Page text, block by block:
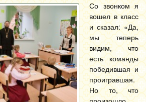
Со звонком я
вошел в класс
и сказал: «Да,
мы теперь
видим, что
есть команды
победившая и
проигравшая.
Но то, что